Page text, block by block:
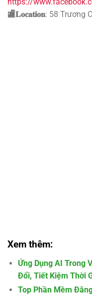
https://
🏬𝐋𝐨𝐜𝐚𝐭𝐢𝐨𝐧: 58 Trương
Xem thêm:
Ứng Dụng AI Trong
Đổi, Tiết Kiệm Thời
Top Phần Mềm